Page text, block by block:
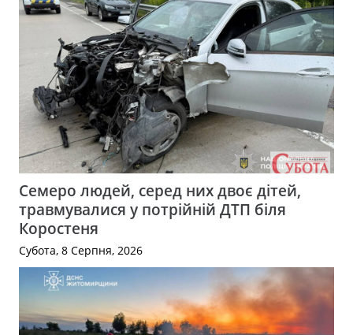
Семеро людей, серед них двоє дітей,
травмувалися у потрійній ДТП біля
Коростеня
Субота, 8 Серпня, 2026